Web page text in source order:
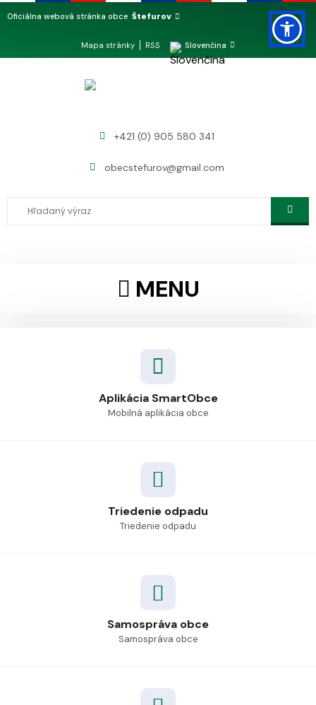
Oficiálna webová stránka obce Štefurov
Mapa stránky RSS Slovenčina
+421 (0) 905 580 341
obecstefurov@gmail.com
MENU
Aplikácia SmartObce
Mobilná aplikácia obce
Triedenie odpadu
Triedenie odpadu
Samospráva obce
Samospráva obce